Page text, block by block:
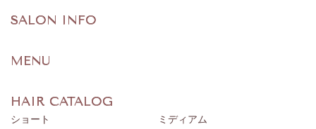
SALON INFO
MENU
HAIR CATALOG
ショート ミディアム